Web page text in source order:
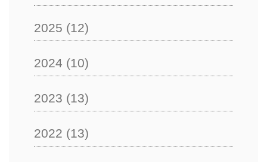
2025 (12)
2024 (10)
2023 (13)
2022 (13)